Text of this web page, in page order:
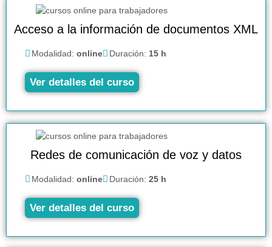
Acceso a la información de documentos XML
Modalidad: online Duración: 15 h
Ver detalles del curso
Redes de comunicación de voz y datos
Modalidad: online Duración: 25 h
Ver detalles del curso